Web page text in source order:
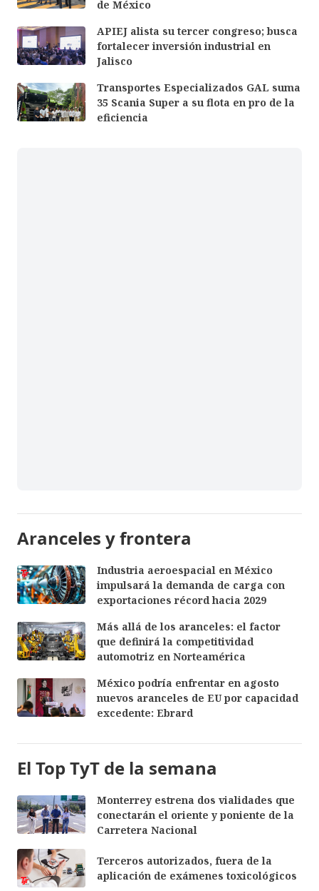
de México
APIEJ alista su tercer congreso; busca
fortalecer inversión industrial en
Jalisco
Transportes Especializados GAL suma
35 Scania Super a su flota en pro de la
eficiencia
Aranceles y frontera
Industria aeroespacial en México
impulsará la demanda de carga con
exportaciones récord hacia 2029
Más allá de los aranceles: el factor
que definirá la competitividad
automotriz en Norteamérica
México podría enfrentar en agosto
nuevos aranceles de EU por capacidad
excedente: Ebrard
El Top TyT de la semana
Monterrey estrena dos vialidades que
conectarán el oriente y poniente de la
Carretera Nacional
Terceros autorizados, fuera de la
aplicación de exámenes toxicológicos